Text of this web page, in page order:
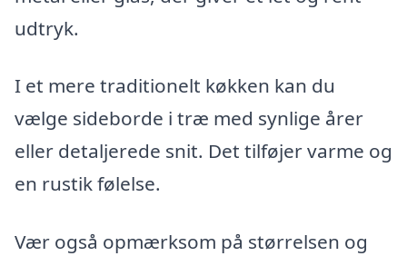
udtryk.
I et mere traditionelt køkken kan du
vælge sideborde i træ med synlige årer
eller detaljerede snit. Det tilføjer varme og
en rustik følelse.
Vær også opmærksom på størrelsen og